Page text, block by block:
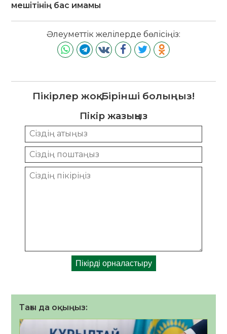
мешітінің бас имамы
Әлеуметтік желілерде бөлісіңіз:
Пікірлер жоқ. Бірінші болыңыз!
Пікір жазыңыз
Тағы да оқыңыз: